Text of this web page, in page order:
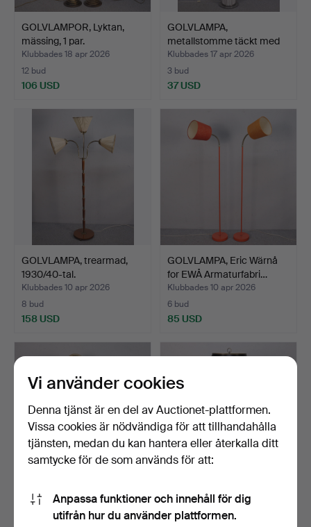
GOLVLAMPOR, Lyktan,
mässing, 1 par.
Klubbades 18 apr 2026
12 bud
106 USD
GOLVLAMPA,
metallstomme täckt med
textil.
Klubbades 17 apr 2026
3 bud
37 USD
GOLVLAMPA, trearmad,
1930/40-tal.
Klubbades 10 apr 2026
8 bud
158 USD
GOLVLAMPA, Eric Wärnå
for EWÅ Armaturfabri…
Klubbades 10 apr 2026
6 bud
85 USD
GOLVLAMPA, "Hemi Klot",
gulmetall, 1960/70…
Klubbades 10 apr 2026
LAMPBORD, engelsk stil,
1900-talets andra …
Klubbades 2 apr 2026
Vi använder cookies
Denna tjänst är en del av Auctionet-plattformen.
Vissa cookies är nödvändiga för att tillhandahålla
tjänsten, medan du kan hantera eller återkalla ditt
samtycke för de som används för att:
Anpassa funktioner och innehåll för dig
utifrån hur du använder plattformen.